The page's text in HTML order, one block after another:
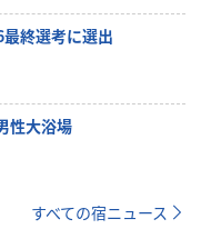
終選考に選出
性大浴場
すべての宿ニュース